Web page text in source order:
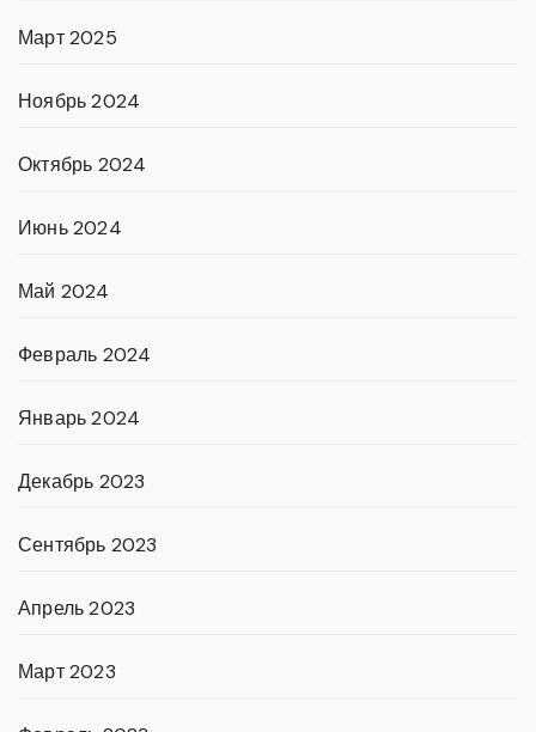
Март 2025
Ноябрь 2024
Октябрь 2024
Июнь 2024
Май 2024
Февраль 2024
Январь 2024
Декабрь 2023
Сентябрь 2023
Апрель 2023
Март 2023